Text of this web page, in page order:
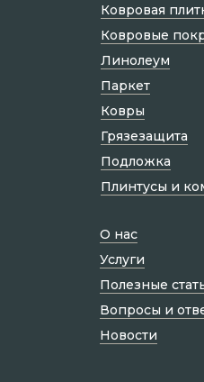
О нас
Услуги
Полезные
Вопросы и
Новости
Ковровая
Ковровые
Линолеум
Паркет
Ковры
Грязезащита
Подложка
Плинтусы и